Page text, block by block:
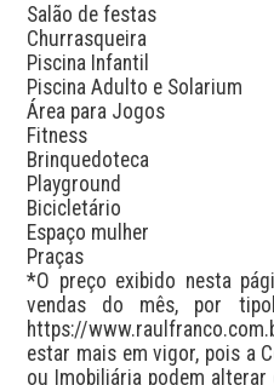
Salão de festas
Churrasqueira
Piscina Infantil
Piscina Adulto e Solarium
Área para Jogos
Fitness
Brinquedoteca
Playground
Bicicletário
Espaço mulher
Praças
*O preço exibido nesta
vendas do mês, por
https://
estar mais em vigor, pois a
ou Imobiliária podem